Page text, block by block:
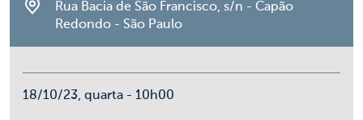
Rua Bacia de São Francisco, s/n - Capão
Redondo - São Paulo
18/10/23, quarta - 10h00